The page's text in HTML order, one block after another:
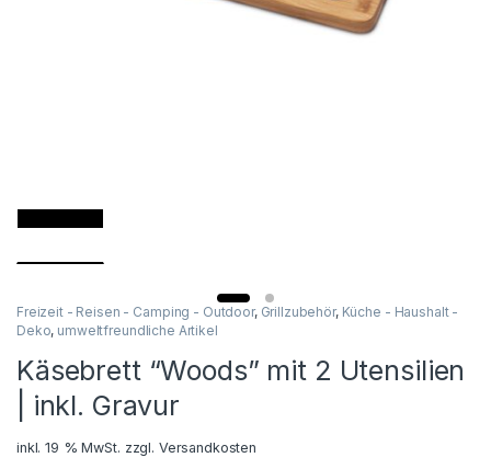
Freizeit - Reisen - Camping - Outdoor, Grillzubehör, Küche - Haushalt -
Deko, umweltfreundliche Artikel
Käsebrett “Woods” mit 2 Utensilien
| inkl. Gravur
inkl. 19 % MwSt. zzgl. Versandkosten